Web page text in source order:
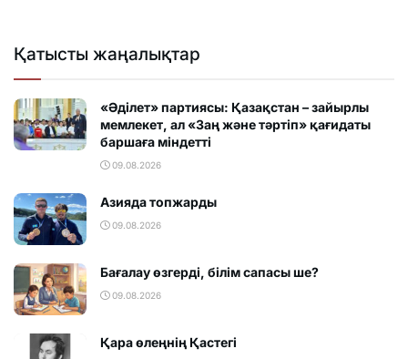
Қатысты жаңалықтар
«Әділет» партиясы: Қазақстан – зайырлы
мемлекет, ал «Заң және тәртіп» қағидаты
баршаға міндетті
09.08.2026
Азияда топжарды
09.08.2026
Бағалау өзгерді, білім сапасы ше?
09.08.2026
Қара өлеңнің Қастегі